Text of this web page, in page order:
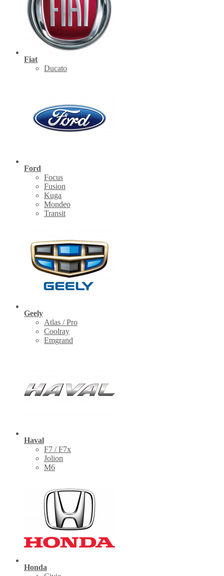
Fiat
Ducato
Ford
Focus
Fusion
Kuga
Mondeo
Transit
Geely
Atlas / Pro
Coolray
Emgrand
Haval
F7 / F7x
Jolion
M6
Honda